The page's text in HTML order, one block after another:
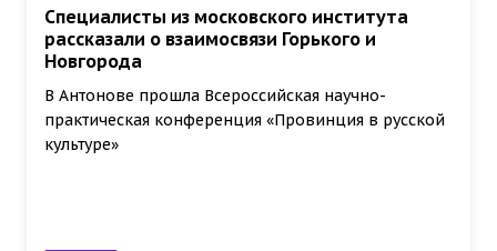
Специалисты из московского института
рассказали о взаимосвязи Горького и
Новгорода
В Антонове прошла Всероссийская научно-
практическая конференция «Провинция в русской
культуре»